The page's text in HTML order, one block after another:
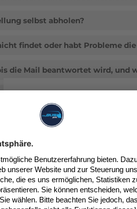
selbst abholen?
findet oder habt Probleme
die Mail beantwortet wird, und
und fragt Euch ob